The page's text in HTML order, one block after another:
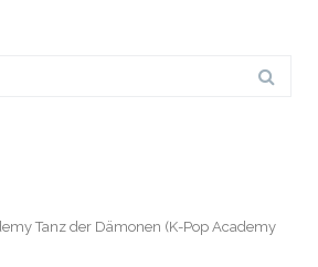
Tanz der Dämonen (K-Pop Academy